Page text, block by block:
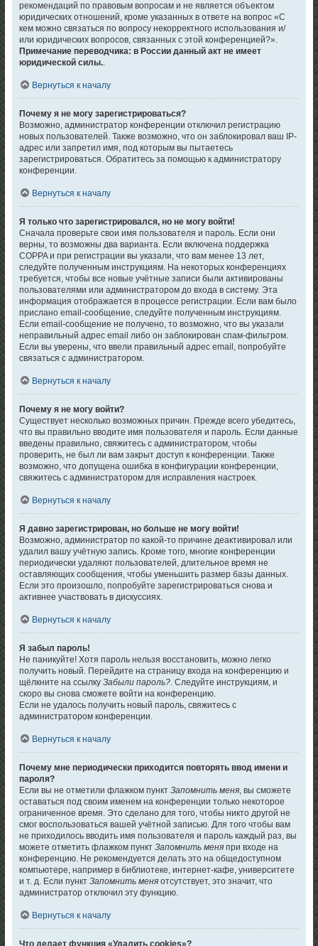
рекомендаций по правовым вопросам и не является объектом
юридических отношений, кроме указанных в ответе на вопрос «С
кем можно связаться по вопросу некорректного использования и/
или юридических вопросов, связанных с этой конференцией?».
Примечание переводчика: в России данный акт не имеет
юридической силы..
Вернуться к началу
Почему я не могу зарегистрироваться?
Возможно, администратор конференции отключил регистрацию
новых пользователей. Также возможно, что он заблокировал ваш IP-
адрес или запретил имя, под которым вы пытаетесь
зарегистрироваться. Обратитесь за помощью к администратору
конференции.
Вернуться к началу
Я только что зарегистрировался, но не могу войти!
Сначала проверьте свои имя пользователя и пароль. Если они
верны, то возможны два варианта. Если включена поддержка
COPPA и при регистрации вы указали, что вам менее 13 лет,
следуйте полученным инструкциям. На некоторых конференциях
требуется, чтобы все новые учётные записи были активированы
пользователями или администратором до входа в систему. Эта
информация отображается в процессе регистрации. Если вам было
прислано email-сообщение, следуйте полученным инструкциям.
Если email-сообщение не получено, то возможно, что вы указали
неправильный адрес email либо он заблокирован спам-фильтром.
Если вы уверены, что ввели правильный адрес email, попробуйте
связаться с администратором.
Вернуться к началу
Почему я не могу войти?
Существует несколько возможных причин. Прежде всего убедитесь,
что вы правильно вводите имя пользователя и пароль. Если данные
введены правильно, свяжитесь с администратором, чтобы
проверить, не был ли вам закрыт доступ к конференции. Также
возможно, что допущена ошибка в конфигурации конференции,
свяжитесь с администратором для исправления настроек.
Вернуться к началу
Я давно зарегистрирован, но больше не могу войти!
Возможно, администратор по какой-то причине деактивировал или
удалил вашу учётную запись. Кроме того, многие конференции
периодически удаляют пользователей, длительное время не
оставляющих сообщения, чтобы уменьшить размер базы данных.
Если это произошло, попробуйте зарегистрироваться снова и
активнее участвовать в дискуссиях.
Вернуться к началу
Я забыл пароль!
Не паникуйте! Хотя пароль нельзя восстановить, можно легко
получить новый. Перейдите на страницу входа на конференцию и
щёлкните на ссылкуЗабыли пароль?. Следуйте инструкциям, и
скоро вы снова сможете войти на конференцию.
Если не удалось получить новый пароль, свяжитесь с
администратором конференции.
Вернуться к началу
Почему мне периодически приходится повторять ввод имени и
пароля?
Если вы не отметили флажком пунктЗапомнить меня, вы сможете
оставаться под своим именем на конференции только некоторое
ограниченное время. Это сделано для того, чтобы никто другой не
смог воспользоваться вашей учётной записью. Для того чтобы вам
не приходилось вводить имя пользователя и пароль каждый раз, вы
можете отметить флажком пунктЗапомнить меня при входе на
конференцию. Не рекомендуется делать это на общедоступном
компьютере, например в библиотеке, интернет-кафе, университете
и т. д. Если пунктЗапомнить меня отсутствует, это значит, что
администратор отключил эту функцию.
Вернуться к началу
Что делает функция «Удалить cookies»?